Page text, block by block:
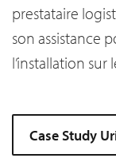
prestataire
son assistance
l’installation
Case Study